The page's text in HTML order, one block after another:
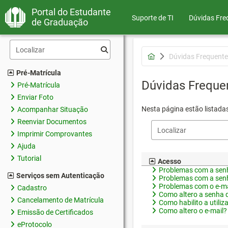
Portal do Estudante
de Graduação
Suporte de TI Dúvidas
Pré-Matrícula
Pré-Matrícula
Enviar Foto
Acompanhar Situação
Reenviar Documentos
Imprimir Comprovantes
Ajuda
Tutorial
Serviços sem Autenticação
Cadastro
Cancelamento de Matrícula
Emissão de Certificados
eProtocolo
Dúvidas
Dúvidas
Nesta página estão
Acesso
Problemas com a
Problemas com a
Problemas com o e-
Como altero a senha
Como habilito a
Como altero o e-mail?